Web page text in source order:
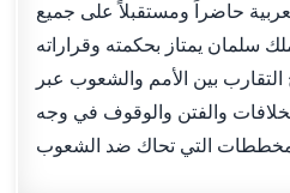
العربية حاضراً ومستقبلاً على جميع
سلمان يمتاز بحكمته وقراراته
بين الأمم والشعوب عبر
والفتن والوقوف في وجه